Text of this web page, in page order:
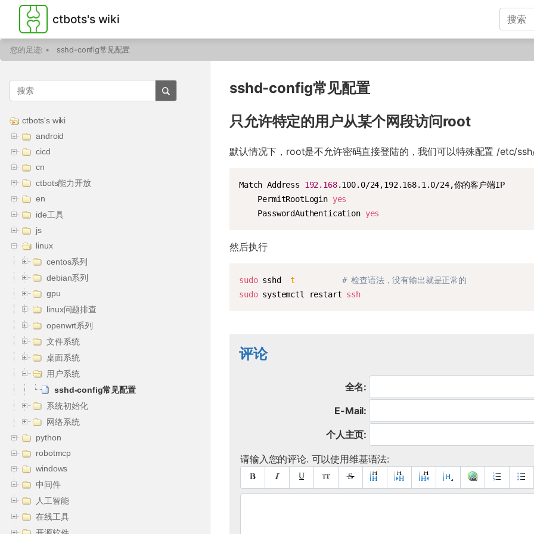
ctbots's wiki
您的足迹: • sshd-config常见配置
ctbots's wiki
android
cicd
cn
ctbots能力开放
en
ide工具
js
linux
centos系列
debian系列
gpu
linux问题排查
openwrt系列
文件系统
桌面系统
用户系统
sshd-config常见配置
系统初始化
网络系统
python
robotmcp
windows
中间件
人工智能
在线工具
sshd-config常见配置
只允许特定的用户从某个网段访问root
默认情况下，root是不允许密码直接登陆的，我们可以特殊配置 /etc/
Match Address 192.168.100.0/24,192.168.1.0/24,你的客户端IP
    PermitRootLogin
yes
    PasswordAuthentication
yes
然后执行
sudo sshd -t
# 检查语法，没有输出就是正常的
sudo systemctl restart ssh
评论
全名:
E-Mail:
个人主页:
请输入您的评论. 可以使用维基语法: